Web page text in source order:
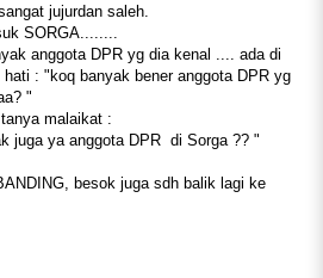
jujurdan saleh.
SORGA........
anggota DPR yg dia kenal .... ada di
: "koq banyak bener anggota DPR yg
"
malaikat :
juga ya anggota DPR di Sorga ?? "
besok juga sdh balik lagi ke